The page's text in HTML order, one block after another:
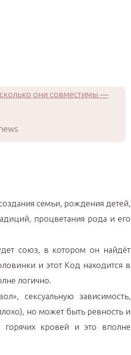
семьи, рождения детей,
процветания рода и его
союз, в котором он найдёт
и этот Код находится в
логично.
сексуальную зависимость,
но может быть ревность и
кровей и это вполне